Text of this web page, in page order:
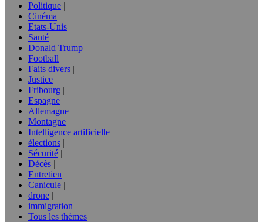
Politique
Cinéma
Etats-Unis
Santé
Donald Trump
Football
Faits divers
Justice
Fribourg
Espagne
Allemagne
Montagne
Intelligence artificielle
élections
Sécurité
Décès
Entretien
Canicule
drone
immigration
Tous les thèmes